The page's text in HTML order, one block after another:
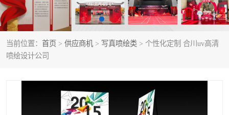
当前位置： 首页 > 供应商机 > 写真喷绘类 > 个性化定制 合川uv高清
喷绘设计公司
标识标牌类 写真喷绘类
展架 条幅